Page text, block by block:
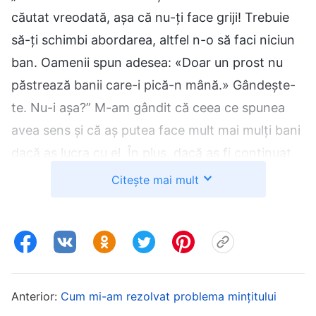
căutat vreodată, așa că nu-ți face griji! Trebuie
să-ți schimbi abordarea, altfel n-o să faci niciun
ban. Oamenii spun adesea: «Doar un prost nu
păstrează banii care-i pică-n mână.» Gândește-
te. Nu-i așa?” M-am gândit că ceea ce spunea
avea sens și că aș putea face mult mai mulți bani
dacă aș lucra cu el. În plus, dacă aș fi continuat
să lucrez cinstit, când aș fi putut obține viața de
veneau toți cu mașina la lucru, ceea ce părea
Citește mai mult
Anterior: Cum mi-am rezolvat problema mințitului